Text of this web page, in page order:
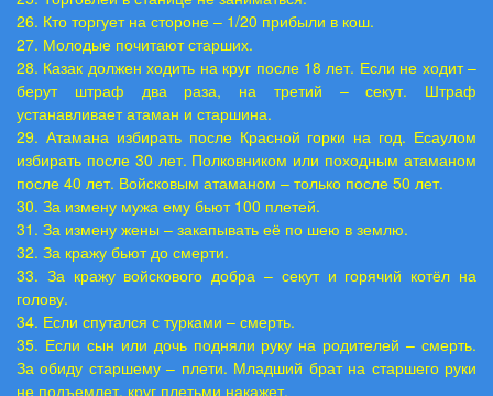
26. Кто торгует на стороне – 1/20 прибыли в кош.
27. Молодые почитают старших.
28. Казак должен ходить на круг после 18 лет. Если не ходит –
берут штраф два раза, на третий – секут. Штраф
устанавливает атаман и старшина.
29. Атамана избирать после Красной горки на год. Есаулом
избирать после 30 лет. Полковником или походным атаманом
после 40 лет. Войсковым атаманом – только после 50 лет.
30. За измену мужа ему бьют 100 плетей.
31. За измену жены – закапывать её по шею в землю.
32. За кражу бьют до смерти.
33. За кражу войскового добра – секут и горячий котёл на
голову.
34. Если спутался с турками – смерть.
35. Если сын или дочь подняли руку на родителей – смерть.
За обиду старшему – плети. Младший брат на старшего руки
не подъемлет, круг плетьми накажет.